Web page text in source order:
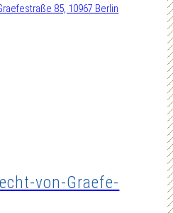
85, 10967 Berlin
von-Graefe-